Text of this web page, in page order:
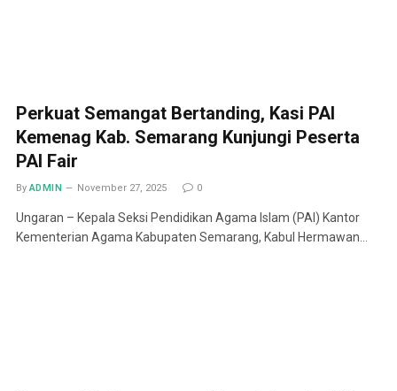
Perkuat Semangat Bertanding, Kasi PAI
Kemenag Kab. Semarang Kunjungi Peserta
PAI Fair
By ADMIN November 27, 2025 0
Ungaran – Kepala Seksi Pendidikan Agama Islam (PAI) Kantor
Kementerian Agama Kabupaten Semarang, Kabul Hermawan…